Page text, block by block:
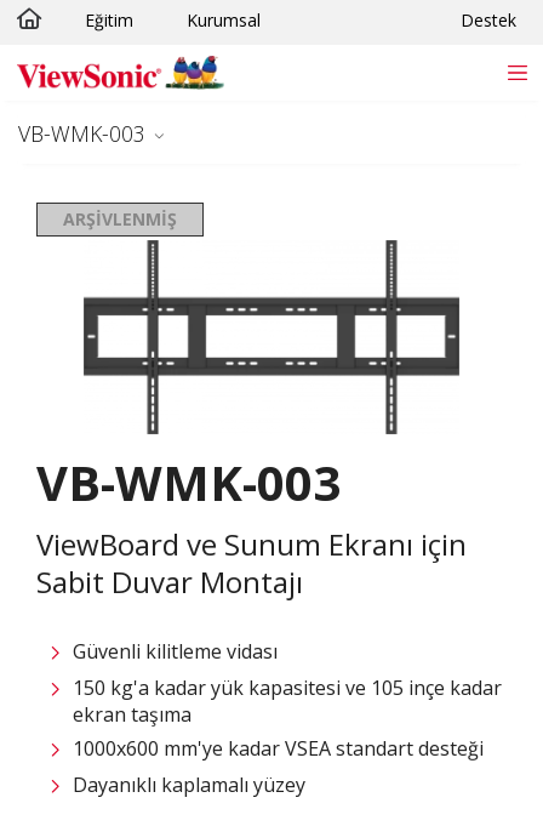
Skip to main content
Eğitim Kurumsal Destek
VB-WMK-003
ARŞIVLENMIŞ
VB-WMK-003
ViewBoard ve Sunum Ekranı için
Sabit Duvar Montajı
Güvenli kilitleme vidası
150 kg'a kadar yük kapasitesi ve 105 inçe kadar
ekran taşıma
1000x600 mm'ye kadar VSEA standart desteği
Dayanıklı kaplamalı yüzey